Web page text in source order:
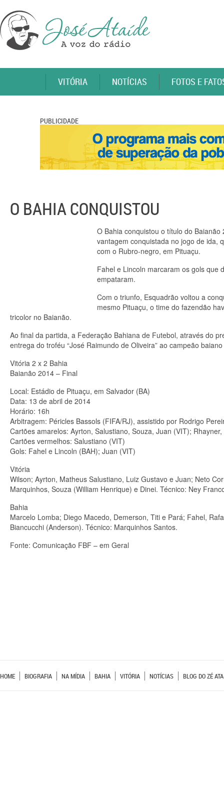
VITÓRIA NOTÍCIAS FOTOS E
PUBLICIDADE
O BAHIA CONQUISTOU
O Bahia conquistou o título do
vantagem conquistada no jogo de ida,
com o Rubro-negro, em Pituaçu.
Fahel e Lincoln marcaram os gols
empataram.
Com o triunfo, Esquadrão voltou a
mesmo Pituaçu, o time do fazendão
tricolor no Baianão.
Ao final da partida, a Federação Bahiana de Futebol, através do
entrega do troféu “José Raimundo de Oliveira” ao campeão
Vitória 2 x 2 Bahia
Baianão 2014 – Final
Local: Estádio de Pituaçu, em Salvador (BA)
Data: 13 de abril de 2014
Horário: 16h
Arbitragem: Péricles Bassols (FIFA/RJ), assistido por Rodrigo
Cartões amarelos: Ayrton, Salustiano, Souza, Juan (VIT);
Cartões vermelhos: Salustiano (VIT)
Gols: Fahel e Lincoln (BAH); Juan (VIT)
Vitória
Wilson; Ayrton, Matheus Salustiano, Luiz Gustavo e Juan; Neto
Marquinhos, Souza (William Henrique) e Dinei. Técnico: Ney
Bahia
Marcelo Lomba; Diego Macedo, Demerson, Titi e Pará; Fahel,
Biancucchi (Anderson). Técnico: Marquinhos Santos.
Fonte: Comunicação FBF – em Geral
HOME BIOGRAFIA NA MÍDIA BAHIA VITÓRIA NOTÍCIAS BLOG DO ZÉ